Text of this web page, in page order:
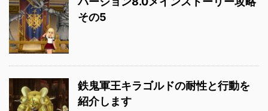
その5
鉄鬼軍王キラゴルドの耐性と行動を
紹介します